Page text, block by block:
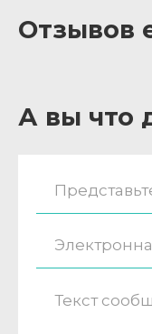
Отзывов
А вы что